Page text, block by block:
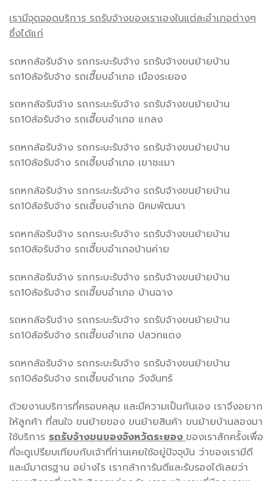
เรามีจุดจอดบริการ รถรับจ้างของเราเองในแต่ละอำเภอต่างๆ
ซึ่งได้แก่
รถหกล้อรับจ้าง รถกระบะรับจ้าง รถรับจ้างขนย้ายบ้าน
รถ10ล้อรับจ้าง รถเฮี๊ยบอำเภอ เมืองระยอง
รถหกล้อรับจ้าง รถกระบะรับจ้าง รถรับจ้างขนย้ายบ้าน
รถ10ล้อรับจ้าง รถเฮี๊ยบอำเภอ แกลง
รถหกล้อรับจ้าง รถกระบะรับจ้าง รถรับจ้างขนย้ายบ้าน
รถ10ล้อรับจ้าง รถเฮี๊ยบอำเภอ เขาชะเมา
รถหกล้อรับจ้าง รถกระบะรับจ้าง รถรับจ้างขนย้ายบ้าน
รถ10ล้อรับจ้าง รถเฮี๊ยบอำเภอ นิคมพัฒนา
รถหกล้อรับจ้าง รถกระบะรับจ้าง รถรับจ้างขนย้ายบ้าน
รถ10ล้อรับจ้าง รถเฮี๊ยบอำเภอบ้านค่าย
รถหกล้อรับจ้าง รถกระบะรับจ้าง รถรับจ้างขนย้ายบ้าน
รถ10ล้อรับจ้าง รถเฮี๊ยบอำเภอ บ้านฉาง
รถหกล้อรับจ้าง รถกระบะรับจ้าง รถรับจ้างขนย้ายบ้าน
รถ10ล้อรับจ้าง รถเฮี๊ยบอำเภอ ปลวกแดง
รถหกล้อรับจ้าง รถกระบะรับจ้าง รถรับจ้างขนย้ายบ้าน
รถ10ล้อรับจ้าง รถเฮี๊ยบอำเภอ วังจันทร์
ด้วยงานบริการที่ครอบคลุม และมีความเป็นกันเอง เราจึงอยาก
ให้ลูกค้า ที่สนใจ ขนย้ายของ ขนย้ายสินค้า ขนย้ายบ้านลองมา
ใช้บริการ รถรับจ้างขนของจังหวัดระยองของเราสักครั้งเพื่อ
ที่จะดูเปรียบเทียบกับเจ้าที่ท่านเคยใช้อยู่ปัจจุบัน ว่าของเรามีดี
และมีมาตรฐาน อย่างไร เรากล้าการันตีและรับรองได้เลยว่า